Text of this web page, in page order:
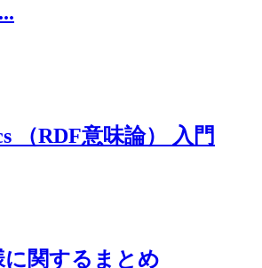
（RDF意味論） 入門
関するまとめ